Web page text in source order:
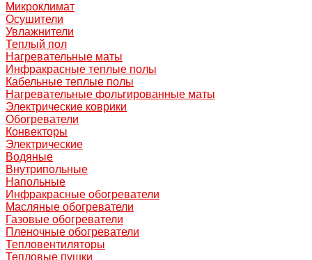
Микроклимат
Осушители
Увлажнители
Теплый пол
Нагревательные маты
Инфракрасные теплые полы
Кабельные теплые полы
Нагревательные фольгированные маты
Электрические коврики
Обогреватели
Конвекторы
Электрические
Водяные
Внутрипольные
Напольные
Инфракрасные обогреватели
Масляные обогреватели
Газовые обогреватели
Пленочные обогреватели
Тепловентиляторы
Тепловые пушки